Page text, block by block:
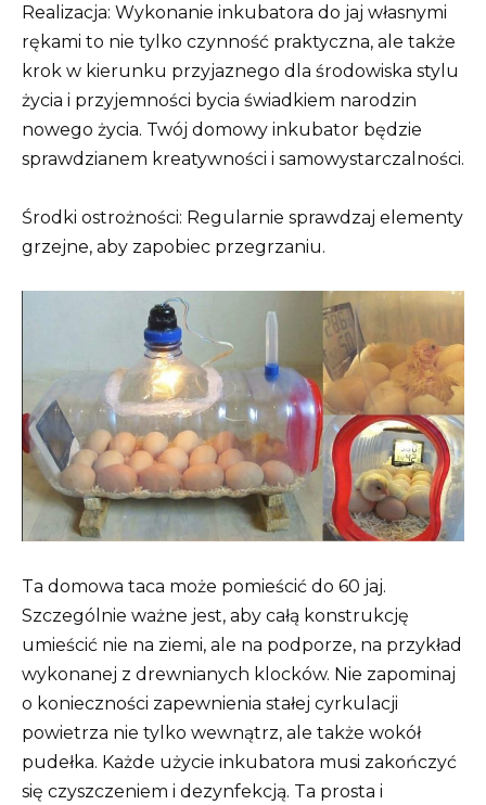
Realizacja: Wykonanie inkubatora do jaj własnymi
rękami to nie tylko czynność praktyczna, ale także
krok w kierunku przyjaznego dla środowiska stylu
życia i przyjemności bycia świadkiem narodzin
nowego życia. Twój domowy inkubator będzie
sprawdzianem kreatywności i samowystarczalności.
Środki ostrożności: Regularnie sprawdzaj elementy
grzejne, aby zapobiec przegrzaniu.
Ta domowa taca może pomieścić do 60 jaj.
Szczególnie ważne jest, aby całą konstrukcję
umieścić nie na ziemi, ale na podporze, na przykład
wykonanej z drewnianych klocków. Nie zapominaj
o konieczności zapewnienia stałej cyrkulacji
powietrza nie tylko wewnątrz, ale także wokół
pudełka. Każde użycie inkubatora musi zakończyć
się czyszczeniem i dezynfekcją. Ta prosta i